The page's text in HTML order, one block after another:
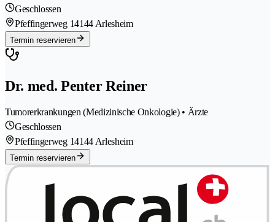
Geschlossen
Pfeffingerweg 14144 Arlesheim
Termin reservieren
Dr. med. Penter Reiner
Tumorerkrankungen (Medizinische Onkologie) • Ärzte
Geschlossen
Pfeffingerweg 14144 Arlesheim
Termin reservieren